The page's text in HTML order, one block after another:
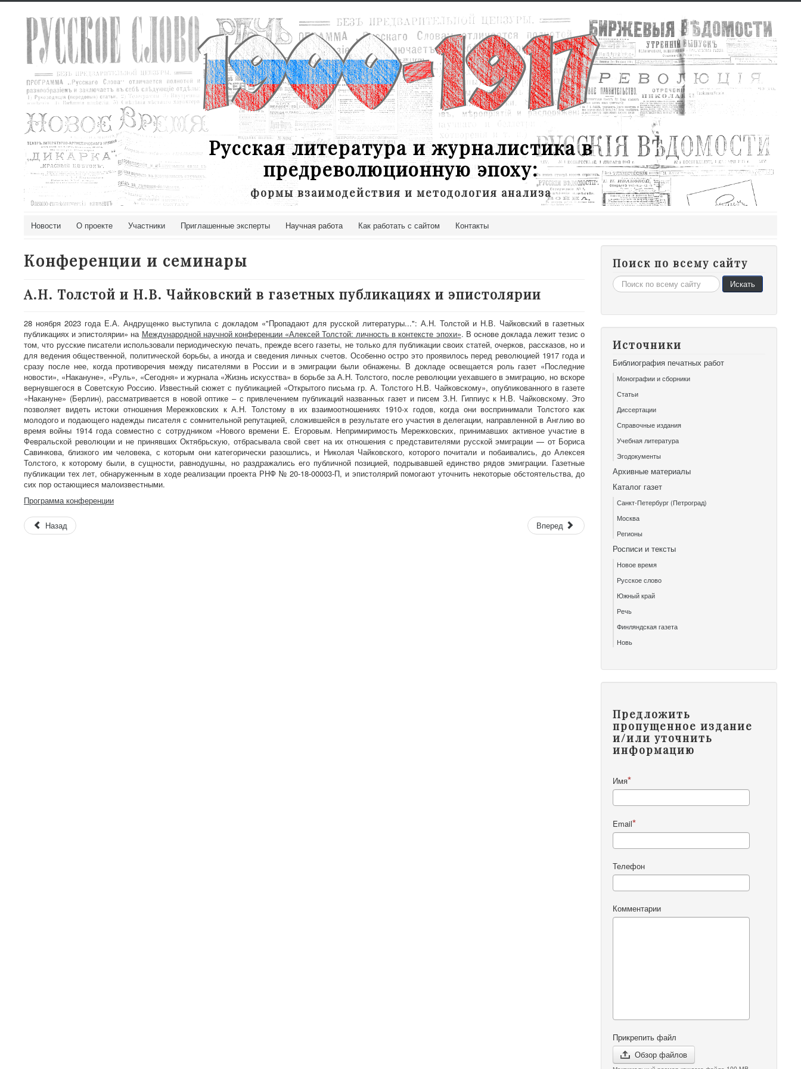
Русская литература и журналистика в
предреволюционную эпоху:
формы взаимодействия и методология анализа
Новости О проекте Участники Приглашенные эксперты Научная работа Как работать с сайтом Контакты
Конференции и семинары
А.Н. Толстой и Н.В. Чайковский в газетных публикациях и эпистолярии
28 ноября 2023 года Е.А. Андрущенко выступила с докладом «"Пропадают для русской литературы...": А.Н. Толстой и Н.В. Чайковский в газетных
публикациях и эпистолярии» на Международной научной конференции «Алексей Толстой: личность в контексте эпохи». В основе доклада лежит тезис о
том, что русские писатели использовали периодическую печать, прежде всего газеты, не только для публикации своих статей, очерков, рассказов, но и
для ведения общественной, политической борьбы, а иногда и сведения личных счетов. Особенно остро это проявилось перед революцией 1917 года и
сразу после нее, когда противоречия между писателями в России и в эмиграции были обнажены. В докладе освещается роль газет «Последние
новости», «Накануне», «Руль», «Сегодня» и журнала «Жизнь искусства» в борьбе за А.Н. Толстого, после революции уехавшего в эмиграцию, но вскоре
вернувшегося в Советскую Россию. Известный сюжет с публикацией «Открытого письма гр. А. Толстого Н.В. Чайковскому», опубликованного в газете
«Накануне» (Берлин), рассматривается в новой оптике – с привлечением публикаций названных газет и писем З.Н. Гиппиус к Н.В. Чайковскому. Это
позволяет видеть истоки отношения Мережковских к А.Н. Толстому в их взаимоотношениях 1910-х годов, когда они воспринимали Толстого как
молодого и подающего надежды писателя с сомнительной репутацией, сложившейся в результате его участия в делегации, направленной в Англию во
время войны 1914 года совместно с сотрудником «Нового времени Е. Егоровым. Непримиримость Мережковских, принимавших активное участие в
Февральской революции и не принявших Октябрьскую, отбрасывала свой свет на их отношения с представителями русской эмиграции — от Бориса
Савинкова, близкого им человека, с которым они категорически разошлись, и Николая Чайковского, которого почитали и побаивались, до Алексея
Толстого, к которому были, в сущности, равнодушны, но раздражались его публичной позицией, подрывавшей единство рядов эмиграции. Газетные
публикации тех лет, обнаруженным в ходе реализации проекта РНФ № 20-18-00003-П, и эпистолярий помогают уточнить некоторые обстоятельства, до
сих пор остающиеся малоизвестными.
Программа конференции
Назад Вперед
Поиск по всему сайту
Искать... Искать
Источники
Библиография печатных работ
Монографии и сборники
Статьи
Диссертации
Справочные издания
Учебная литература
Эгодокументы
Архивные материалы
Каталог газет
Санкт-Петербург (Петроград)
Москва
Регионы
Росписи и тексты
Новое время
Русское слово
Южный край
Речь
Финляндская газета
Новь
Предложить
пропущенное издание
и/или уточнить
информацию
Имя
Email
Телефон
Комментарии
Прикрепить файл
Обзор файлов